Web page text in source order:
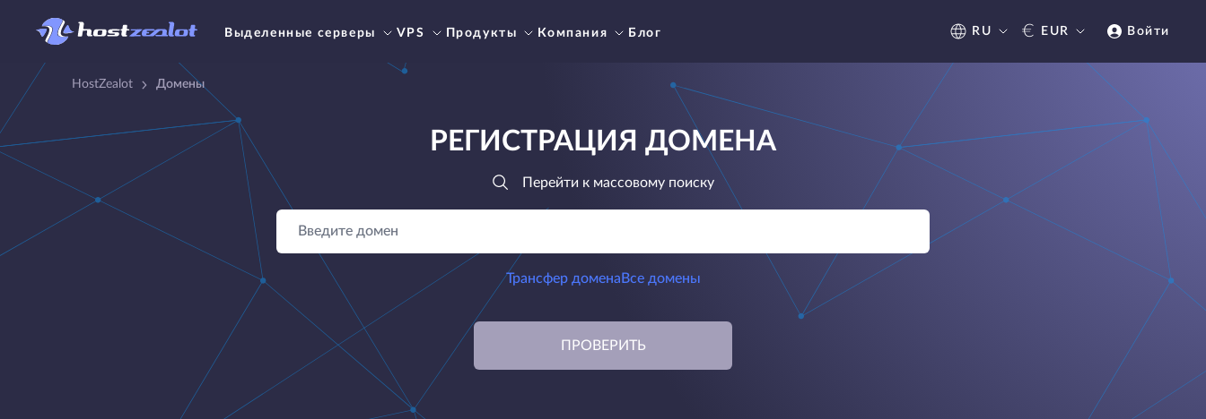
Выделенные серверы VPS Продукты Компания Блог RU € EUR Войти
HostZealot Домены
РЕГИСТРАЦИЯ ДОМЕНА
Перейти к массовому поиску
Трансфер домена Все домены
ПРОВЕРИТЬ